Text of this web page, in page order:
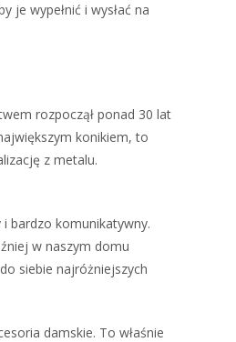
je wypełnić i wysłać na
rozpoczął ponad 30 lat
konikiem, to
z metalu.
i bardzo komunikatywny.
w naszym domu
siebie najróżniejszych
damskie. To właśnie